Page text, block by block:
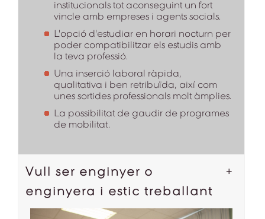
institucionals tot aconseguint un fort
vincle amb empreses i agents socials.
L'opció d'estudiar en horari nocturn per
poder compatibilitzar els estudis amb
la teva professió.
Una inserció laboral ràpida,
qualitativa i ben retribuïda, així com
unes sortides professionals molt àmplies.
La possibilitat de gaudir de programes
de mobilitat.
Vull ser enginyer o
enginyera i estic treballant